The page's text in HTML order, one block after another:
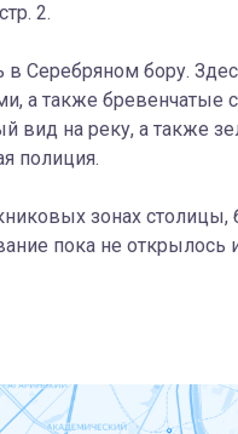
2.
Серебряном бору.
а также бревенчатые
вид на реку, а также
полиция.
зонах столицы,
пока не